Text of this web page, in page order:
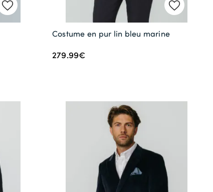
Costume en pur lin bleu marine
279.99€